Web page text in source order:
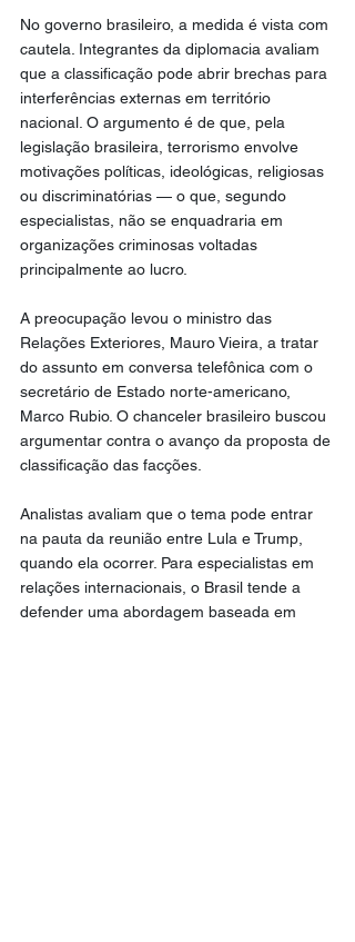
No governo brasileiro, a medida é vista com
cautela. Integrantes da diplomacia avaliam
que a classificação pode abrir brechas para
interferências externas em território
nacional. O argumento é de que, pela
legislação brasileira, terrorismo envolve
motivações políticas, ideológicas, religiosas
ou discriminatórias — o que, segundo
especialistas, não se enquadraria em
organizações criminosas voltadas
principalmente ao lucro.
A preocupação levou o ministro das
Relações Exteriores, Mauro Vieira, a tratar
do assunto em conversa telefônica com o
secretário de Estado norte-americano,
Marco Rubio. O chanceler brasileiro buscou
argumentar contra o avanço da proposta de
classificação das facções.
Analistas avaliam que o tema pode entrar
na pauta da reunião entre Lula e Trump,
quando ela ocorrer. Para especialistas em
relações internacionais, o Brasil tende a
defender uma abordagem baseada em